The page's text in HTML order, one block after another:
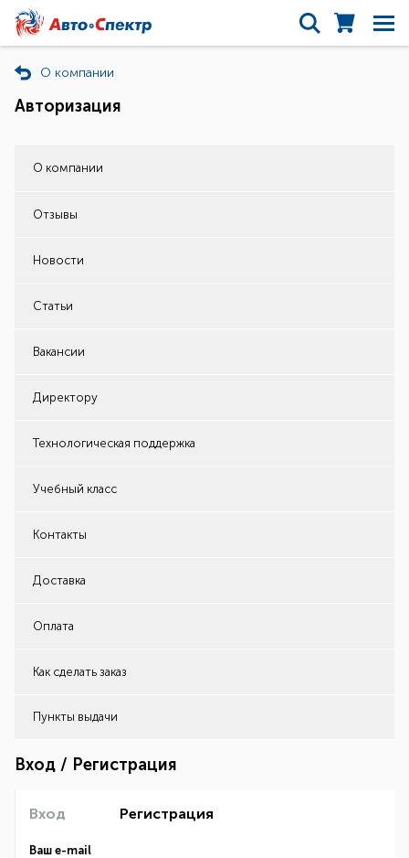
О компании
Авторизация
О компании
Отзывы
Новости
Статьи
Вакансии
Директору
Технологическая поддержка
Учебный класс
Контакты
Доставка
Оплата
Как сделать заказ
Пункты выдачи
Вход / Регистрация
Вход Регистрация
Ваш e-mail